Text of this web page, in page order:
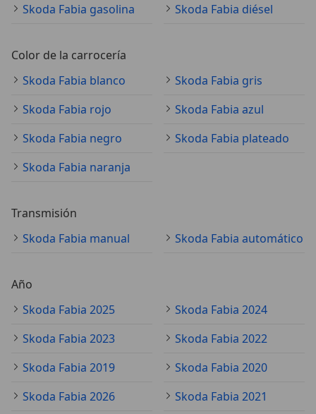
Skoda Fabia gasolina
Skoda Fabia diésel
Color de la carrocería
Skoda Fabia blanco
Skoda Fabia gris
Skoda Fabia rojo
Skoda Fabia azul
Skoda Fabia negro
Skoda Fabia plateado
Skoda Fabia naranja
Transmisión
Skoda Fabia manual
Skoda Fabia automático
Año
Skoda Fabia 2025
Skoda Fabia 2024
Skoda Fabia 2023
Skoda Fabia 2022
Skoda Fabia 2019
Skoda Fabia 2020
Skoda Fabia 2026
Skoda Fabia 2021